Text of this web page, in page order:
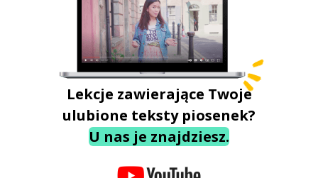
Lekcje zawierające Twoje
ulubione teksty piosenek?
U nas je znajdziesz.